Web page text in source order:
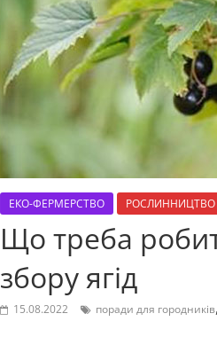
ЕКО-ФЕРМЕРСТВО РОСЛИННИЦТВО
Що треба
збору ягід
15.08.2022 поради для городників,